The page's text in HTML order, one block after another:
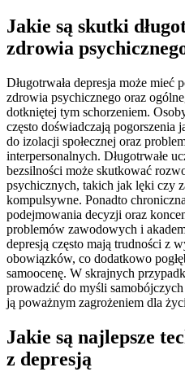
Jakie są skutki
zdrowia
Długotrwała depresja może mieć
zdrowia psychicznego oraz
dotkniętej tym schorzeniem.
często doświadczają pogorszenia
do izolacji społecznej oraz
interpersonalnych. Długotrwałe
bezsilności może skutkować
psychicznych, takich jak lęki czy
kompulsywne. Ponadto
podejmowania decyzji oraz
problemów zawodowych i
depresją często mają trudności z
obowiązków, co dodatkowo
samoocenę. W skrajnych
prowadzić do myśli
ją poważnym zagrożeniem dla
Jakie są najlepsze
z depresją